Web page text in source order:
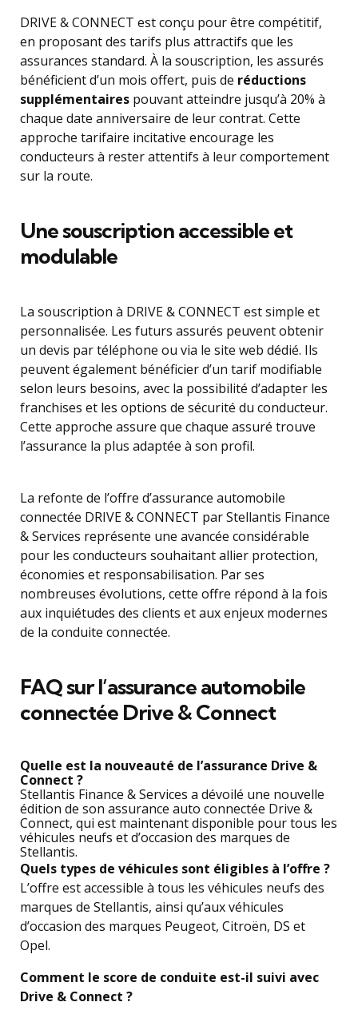
DRIVE & CONNECT est conçu pour être compétitif,
en proposant des tarifs plus attractifs que les
assurances standard. À la souscription, les assurés
bénéficient d’un mois offert, puis de réductions
supplémentaires pouvant atteindre jusqu’à 20% à
chaque date anniversaire de leur contrat. Cette
approche tarifaire incitative encourage les
conducteurs à rester attentifs à leur comportement
sur la route.
Une souscription accessible et
modulable
La souscription à DRIVE & CONNECT est simple et
personnalisée. Les futurs assurés peuvent obtenir
un devis par téléphone ou via le site web dédié. Ils
peuvent également bénéficier d’un tarif modifiable
selon leurs besoins, avec la possibilité d’adapter les
franchises et les options de sécurité du conducteur.
Cette approche assure que chaque assuré trouve
l’assurance la plus adaptée à son profil.
La refonte de l’offre d’assurance automobile
connectée DRIVE & CONNECT par Stellantis Finance
& Services représente une avancée considérable
pour les conducteurs souhaitant allier protection,
économies et responsabilisation. Par ses
nombreuses évolutions, cette offre répond à la fois
aux inquiétudes des clients et aux enjeux modernes
de la conduite connectée.
FAQ sur l’assurance automobile
connectée Drive & Connect
Quelle est la nouveauté de l’assurance Drive &
Connect ?
Stellantis Finance & Services a dévoilé une nouvelle
édition de son assurance auto connectée Drive &
Connect, qui est maintenant disponible pour tous les
véhicules neufs et d’occasion des marques de
Stellantis.
Quels types de véhicules sont éligibles à l’offre ?
L’offre est accessible à tous les véhicules neufs des
marques de Stellantis, ainsi qu’aux véhicules
d’occasion des marques Peugeot, Citroën, DS et
Opel.
Comment le score de conduite est-il suivi avec
Drive & Connect ?